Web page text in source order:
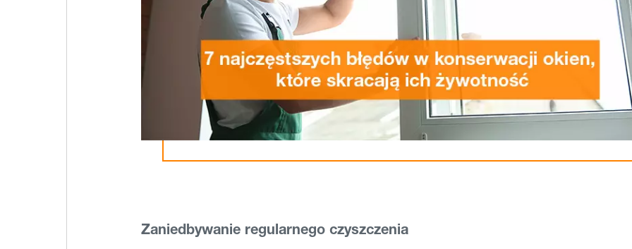
Zaniedbywanie regularnego czyszczenia